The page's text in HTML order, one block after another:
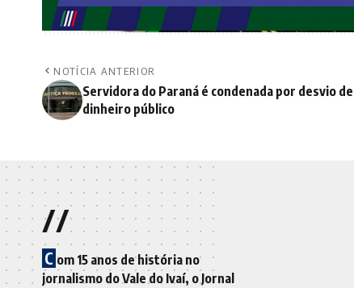
NOTÍCIA ANTERIOR
Servidora do Paraná é condenada por desvio de
dinheiro público
//
C om 15 anos de história no
jornalismo do Vale do Ivaí, o Jornal